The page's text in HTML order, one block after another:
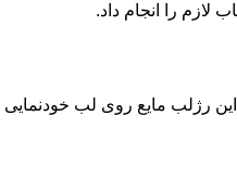
لازم را انجام داد.
رژلب مایع روی لب